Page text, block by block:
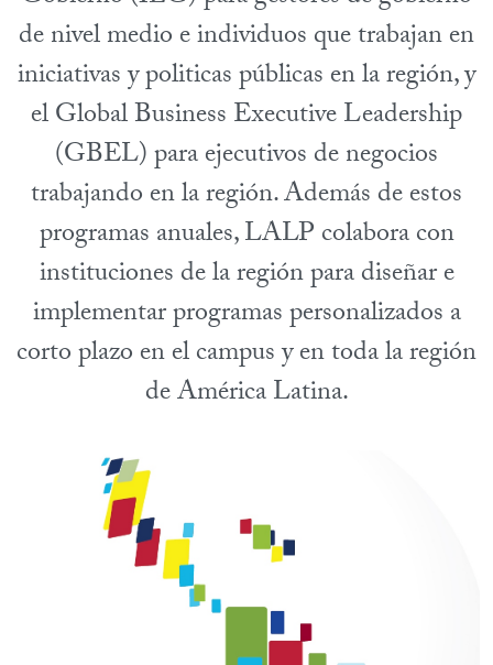
de nivel medio e individuos que trabajan en
iniciativas y politicas públicas en la región, y
el Global Business Executive Leadership
(GBEL) para ejecutivos de negocios
trabajando en la región. Además de estos
programas anuales, LALP colabora con
instituciones de la región para diseñar e
implementar programas personalizados a
corto plazo en el campus y en toda la región
de América Latina.